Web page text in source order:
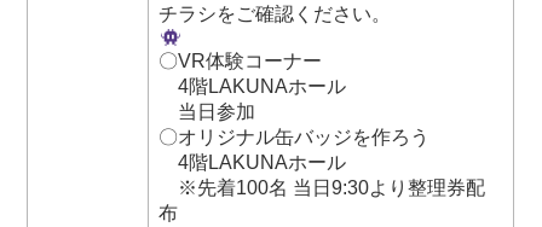
チラシをご確認ください。
〇VR体験コーナー
4階LAKUNAホール
当日参加
〇オリジナル缶バッジを作ろう
4階LAKUNAホール
※先着100名 当日9:30より整理券配
布